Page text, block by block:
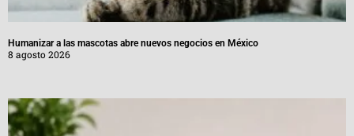
Humanizar a las mascotas abre nuevos negocios en México
8 agosto 2026